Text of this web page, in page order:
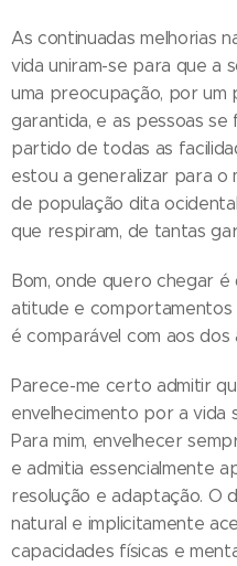
As continuadas melhorias
vida uniram-se para que a
uma preocupação, por
garantida, e as pessoas
partido de todas as
estou a generalizar para o
de população dita
que respiram, de tantas
Bom, onde quero chegar
atitude e comportamentos
é comparável com aos dos
Parece-me certo admitir
envelhecimento por a vida
Para mim, envelhecer
e admitia essencialmente
resolução e adaptação. O
natural e implicitamente
capacidades físicas e